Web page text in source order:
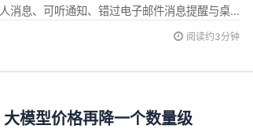
消息、可听通知、错过电子邮件消息提醒与桌
新亮点如下： 澄清了升级说明和安装程序错误
阅读约3分钟
模型价格再降一个数量级